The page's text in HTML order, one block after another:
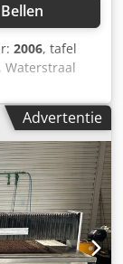
Bellen
2006, tafel
, Waterstraal
staat -
-
gezandstraald
-
eisen van de
op reserve-
het afsluiten
contact met
Aonab
Advertentie